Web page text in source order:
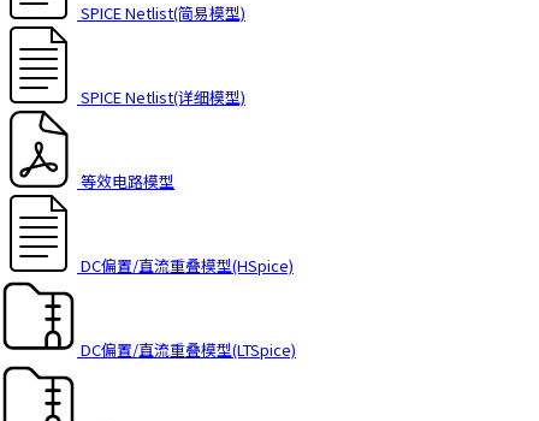
SPICE Netlist(简易模型)
SPICE Netlist(详细模型)
等效电路模型
DC偏置/直流重叠模型(HSpice)
DC偏置/直流重叠模型(LTSpice)